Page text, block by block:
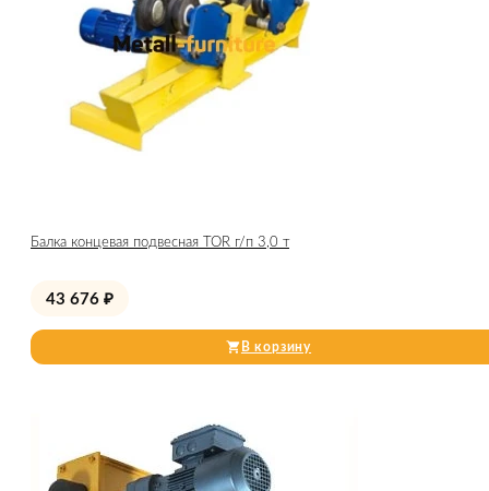
Балка концевая подвесная TOR г/п 3,0 т
43 676 ₽
В корзину